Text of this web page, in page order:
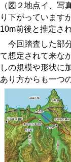
（図２地点イ、写
り下がっています
10m前後と推定さ
今回踏査した部
て想定されて来な
しの規模や形状に
あり方からも一つ